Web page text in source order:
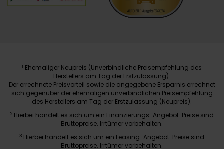
1 Ehemaliger Neupreis (Unverbindliche Preisempfehlung des
Herstellers am Tag der Erstzulassung).
Der errechnete Preisvorteil sowie die angegebene Ersparnis errechnet
sich gegenüber der ehemaligen unverbindlichen Preisempfehlung
des Herstellers am Tag der Erstzulassung (Neupreis).
2 Hierbei handelt es sich um ein Finanzierungs-Angebot. Preise sind
Bruttopreise. Irrtümer vorbehalten.
3 Hierbei handelt es sich um ein Leasing-Angebot. Preise sind
Bruttopreise. Irrtümer vorbehalten.